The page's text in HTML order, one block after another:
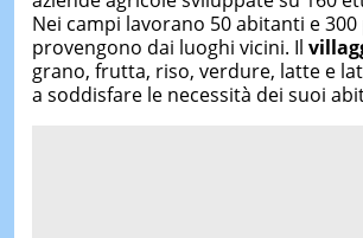
Nei campi lavorano 50 abitanti e
provengono dai luoghi vicini. Il
grano, frutta, riso, verdure, latte e
a soddisfare le necessità dei suoi